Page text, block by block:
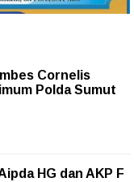
Cornelis
Polda Sumut
HG dan AKP F